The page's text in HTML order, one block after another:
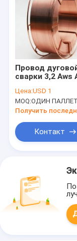
Провод
сварки 3,2 Aws
H10MnSi
Цена:USD 1
MOQ:ОДИН ПАЛЛЕТ
Контакт